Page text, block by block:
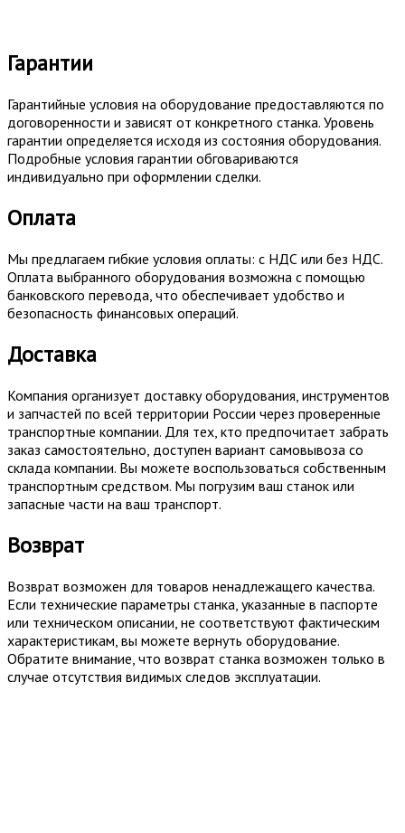
Гарантии
Гарантийные условия на оборудование предоставляются по
договоренности и зависят от конкретного станка. Уровень
гарантии определяется исходя из состояния оборудования.
Подробные условия гарантии обговариваются
индивидуально при оформлении сделки.
Оплата
Мы предлагаем гибкие условия оплаты: с НДС или без НДС.
Оплата выбранного оборудования возможна с помощью
банковского перевода, что обеспечивает удобство и
безопасность финансовых операций.
Доставка
Компания организует доставку оборудования, инструментов
и запчастей по всей территории России через проверенные
транспортные компании. Для тех, кто предпочитает забрать
заказ самостоятельно, доступен вариант самовывоза со
склада компании. Вы можете воспользоваться собственным
транспортным средством. Мы погрузим ваш станок или
запасные части на ваш транспорт.
Возврат
Возврат возможен для товаров ненадлежащего качества.
Если технические параметры станка, указанные в паспорте
или техническом описании, не соответствуют фактическим
характеристикам, вы можете вернуть оборудование.
Обратите внимание, что возврат станка возможен только в
случае отсутствия видимых следов эксплуатации.